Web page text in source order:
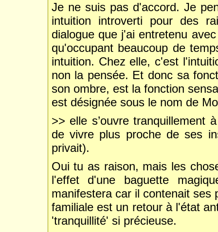
Je ne suis pas d'accord. Je
intuition introverti pour des
dialogue que j'ai entretenu
qu'occupant beaucoup de
intuition. Chez elle, c'est
non la pensée. Et donc sa
son ombre, est la fonction
est désignée sous le nom de
>> elle s’ouvre tranquillement
de vivre plus proche de ses
privait).
Oui tu as raison, mais les
l'effet d'une baguette
manifestera car il contenait ses
familiale est un retour à l'état
'tranquillité' si précieuse.